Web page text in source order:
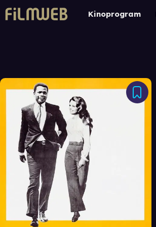
Kinoprogram